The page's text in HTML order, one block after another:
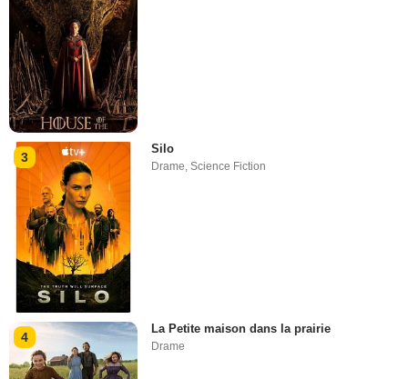
3
Silo
Drame ,Science Fiction
4
La Petite maison dans la prairie
Drame